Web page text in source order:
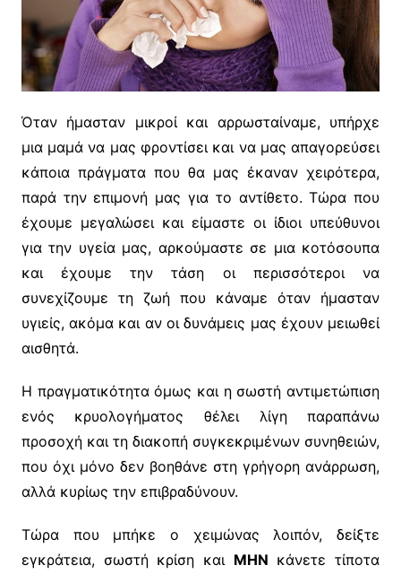
Όταν ήμασταν μικροί και αρρωσταίναμε, υπήρχε
μια μαμά να μας φροντίσει και να μας απαγορεύσει
κάποια πράγματα που θα μας έκαναν χειρότερα,
παρά την επιμονή μας για το αντίθετο. Τώρα που
έχουμε μεγαλώσει και είμαστε οι ίδιοι υπεύθυνοι
για την υγεία μας, αρκούμαστε σε μια κοτόσουπα
και έχουμε την τάση οι περισσότεροι να
συνεχίζουμε τη ζωή που κάναμε όταν ήμασταν
υγιείς, ακόμα και αν οι δυνάμεις μας έχουν μειωθεί
αισθητά.
Η πραγματικότητα όμως και η σωστή αντιμετώπιση
ενός κρυολογήματος θέλει λίγη παραπάνω
προσοχή και τη διακοπή συγκεκριμένων συνηθειών,
που όχι μόνο δεν βοηθάνε στη γρήγορη ανάρρωση,
αλλά κυρίως την επιβραδύνουν.
Τώρα που μπήκε ο χειμώνας λοιπόν, δείξτε
εγκράτεια, σωστή κρίση και ΜΗΝ κάνετε τίποτα